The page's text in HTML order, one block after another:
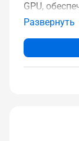
GPU,
Развернуть